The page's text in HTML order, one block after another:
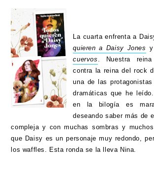
La cuarta enfrenta a
quieren a Daisy Jones
cuervos . Nuestra
contra la reina del rock
una de las
dramáticas que he
en la bilogía es
deseando saber más de
compleja y con muchas sombras y
que Daisy es un personaje muy redondo,
los waffles. Esta ronda se la lleva Nina.